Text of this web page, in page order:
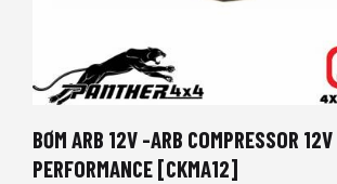
BƠM ARB 12V -ARB COMPRESSOR 12V
PERFORMANCE [CKMA12]